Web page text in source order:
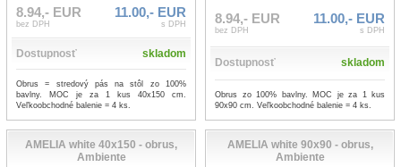
8.94,- EUR
bez DPH
11.00,- EUR
s DPH
Dostupnosť skladom
Obrus = stredový pás na stôl zo 100%
bavlny. MOC je za 1 kus 40x150 cm.
Veľkoobchodné balenie = 4 ks.
8.94,- EUR
bez DPH
11.00,- EUR
s DPH
Dostupnosť skladom
Obrus zo 100% bavlny. MOC je za 1 kus
90x90 cm. Veľkoobchodné balenie = 4 ks.
AMELIA white 40x150 - obrus,
Ambiente
AMELIA white 90x90 - obrus,
Ambiente